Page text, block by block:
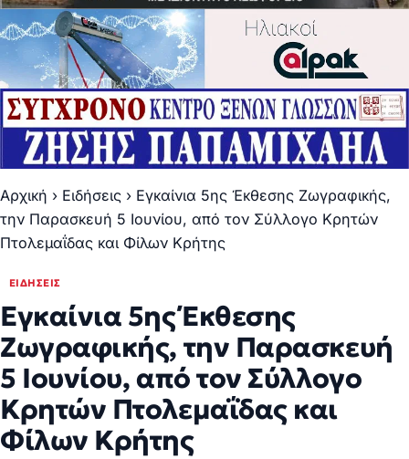
Αρχική › Ειδήσεις › Εγκαίνια 5ης Έκθεσης Ζωγραφικής,
την Παρασκευή 5 Ιουνίου, από τον Σύλλογο Κρητών
Πτολεμαΐδας και Φίλων Κρήτης
ΕΙΔΉΣΕΙΣ
Εγκαίνια 5ης Έκθεσης
Ζωγραφικής, την Παρασκευή
5 Ιουνίου, από τον Σύλλογο
Κρητών Πτολεμαΐδας και
Φίλων Κρήτης